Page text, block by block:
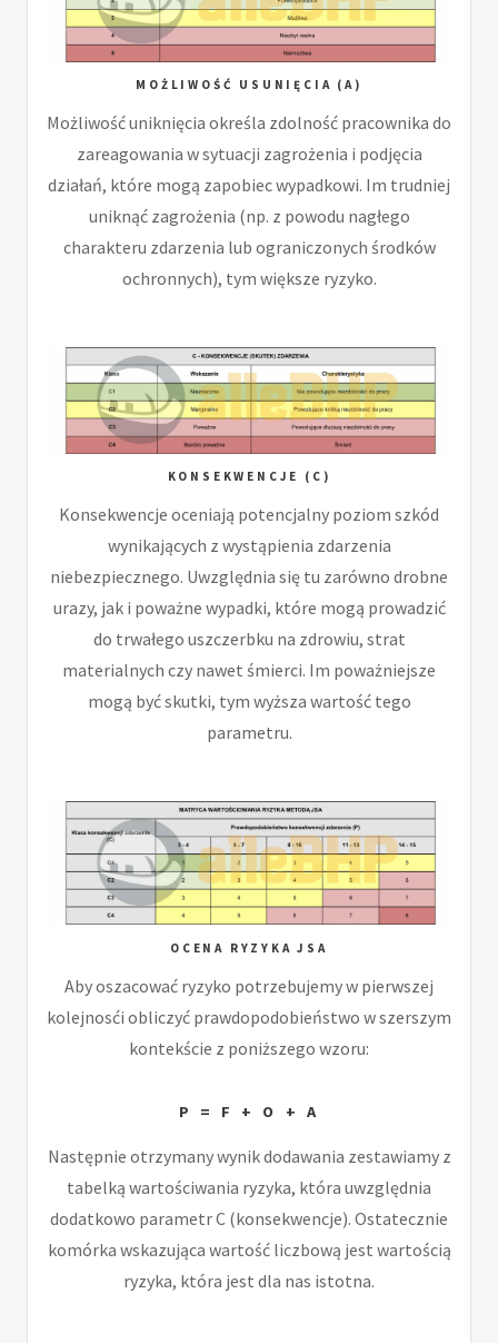
MOŻLIWOŚĆ USUNIĘCIA (A)
Możliwość uniknięcia określa zdolność pracownika do
zareagowania w sytuacji zagrożenia i podjęcia
działań, które mogą zapobiec wypadkowi. Im trudniej
uniknąć zagrożenia (np. z powodu nagłego
charakteru zdarzenia lub ograniczonych środków
ochronnych), tym większe ryzyko.
KONSEKWENCJE (C)
Konsekwencje oceniają potencjalny poziom szkód
wynikających z wystąpienia zdarzenia
niebezpiecznego. Uwzględnia się tu zarówno drobne
urazy, jak i poważne wypadki, które mogą prowadzić
do trwałego uszczerbku na zdrowiu, strat
materialnych czy nawet śmierci. Im poważniejsze
mogą być skutki, tym wyższa wartość tego
parametru.
OCENA RYZYKA JSA
Aby oszacować ryzyko potrzebujemy w pierwszej
kolejnosći obliczyć prawdopodobieństwo w szerszym
kontekście z poniższego wzoru:
P = F + O + A
Następnie otrzymany wynik dodawania zestawiamy z
tabelką wartościwania ryzyka, która uwzględnia
dodatkowo parametr C (konsekwencje). Ostatecznie
komórka wskazująca wartość liczbową jest wartością
ryzyka, która jest dla nas istotna.